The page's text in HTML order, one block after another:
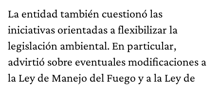
La entidad también cuestionó las
iniciativas orientadas a flexibilizar la
legislación ambiental. En particular,
advirtió sobre eventuales modificaciones a
la Ley de Manejo del Fuego y a la Ley de